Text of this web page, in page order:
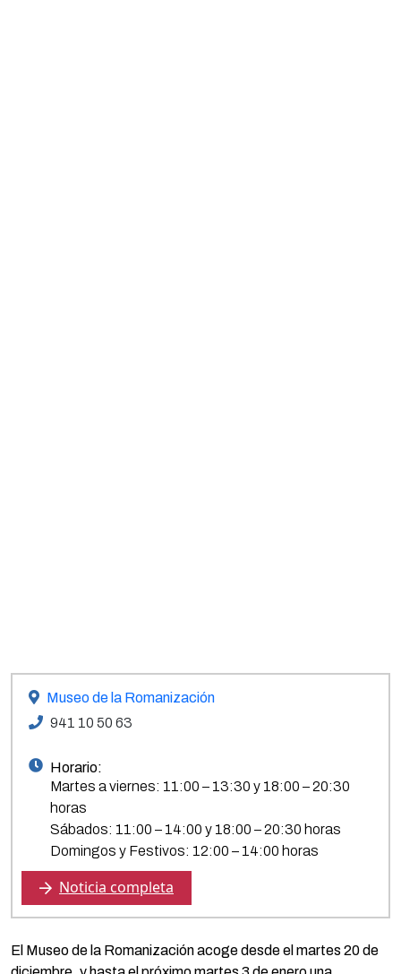
Museo de la Romanización
941 10 50 63
Horario:
Martes a viernes: 11:00 – 13:30 y 18:00 – 20:30
horas
Sábados: 11:00 – 14:00 y 18:00 – 20:30 horas
Domingos y Festivos: 12:00 – 14:00 horas
Noticia completa
El Museo de la Romanización acoge desde el martes 20 de